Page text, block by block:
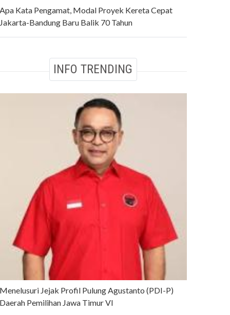
Kata Pengamat, Modal Proyek Kereta Cepat
Bandung Baru Balik 70 Tahun
INFO TRENDING
Jejak Profil Pulung Agustanto (PDI-P)
Pemilihan Jawa Timur VI